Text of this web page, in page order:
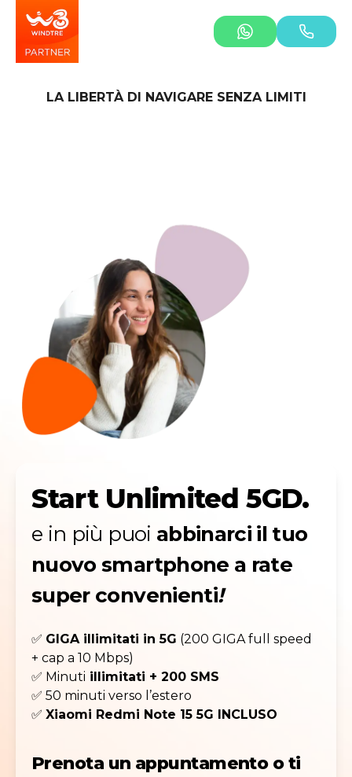
LA LIBERTÀ DI NAVIGARE SENZA LIMITI
Start Unlimited 5GD.
e in più puoi abbinarci il tuo
nuovo smartphone a rate
super convenienti!
✅ GIGA illimitati in 5G (200 GIGA full speed
+ cap a 10 Mbps)
✅ Minuti illimitati + 200 SMS
✅ 50 minuti verso l’estero
✅ Xiaomi Redmi Note 15 5G INCLUSO​
Prenota un appuntamento o ti